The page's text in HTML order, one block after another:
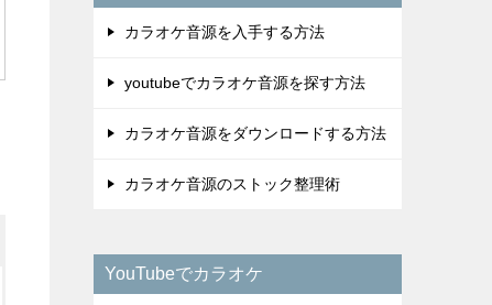
カラオケ音源を入手する方法
youtubeでカラオケ音源を探す方法
カラオケ音源をダウンロードする方法
カラオケ音源のストック整理術
YouTubeでカラオケ